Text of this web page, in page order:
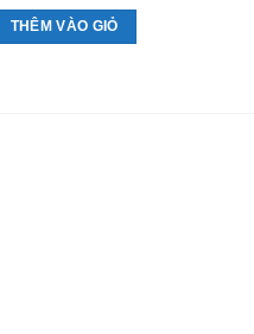
THÊM VÀO GIỎ